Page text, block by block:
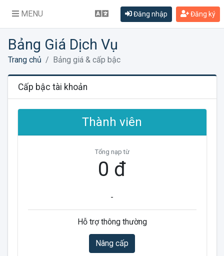
MENU Đăng nhập Đăng ký
Bảng Giá Dịch Vụ
Trang chủ Bảng giá & cấp bậc
Cấp bậc tài khoản
Thành viên
Tổng nạp từ
0 đ
-
Hỗ trợ thông thường
Nâng cấp